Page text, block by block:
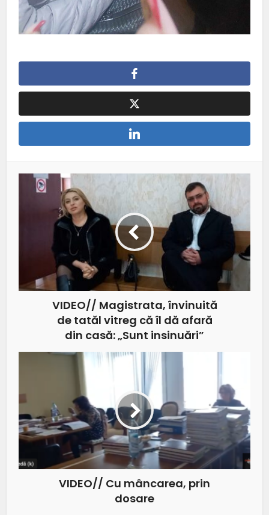
VIDEO// Magistrata, învinuită
de tatăl vitreg că îl dă afară
din casă: „Sunt insinuări”
VIDEO// Cu mâncarea, prin
dosare